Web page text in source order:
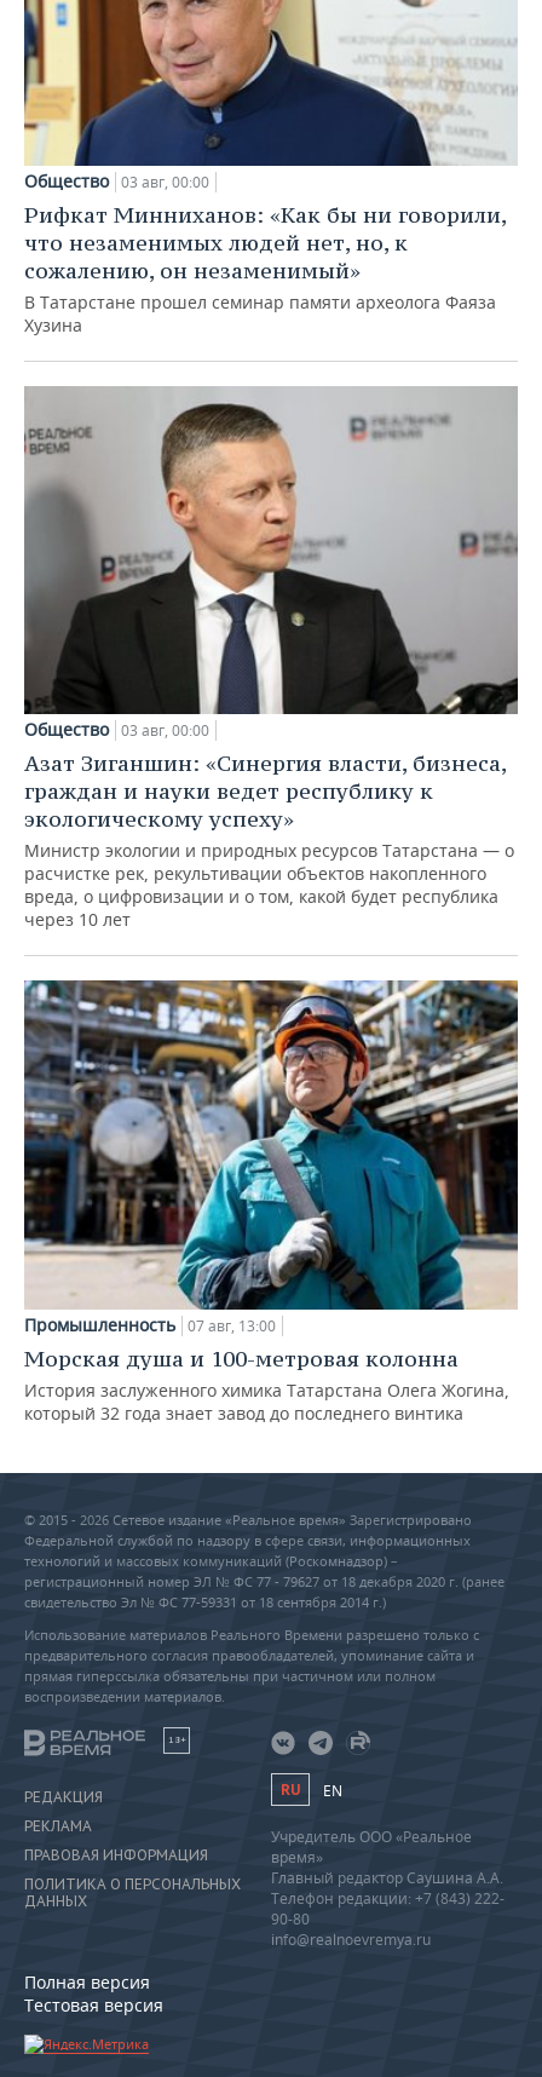
Общество 03 авг, 00:00
Рифкат Минниханов: «Как бы ни говорили,
что незаменимых людей нет, но, к
сожалению, он незаменимый»
В Татарстане прошел семинар памяти археолога Фаяза
Хузина
Общество 03 авг, 00:00
Азат Зиганшин: «Синергия власти, бизнеса,
граждан и науки ведет республику к
экологическому успеху»
Министр экологии и природных ресурсов Татарстана — о
расчистке рек, рекультивации объектов накопленного
вреда, о цифровизации и о том, какой будет республика
через 10 лет
Промышленность 07 авг, 13:00
Морская душа и 100-метровая колонна
История заслуженного химика Татарстана Олега Жогина,
который 32 года знает завод до последнего винтика
© 2015 - 2026 Сетевое издание «Реальное время» Зарегистрировано
Федеральной службой по надзору в сфере связи, информационных
технологий и массовых коммуникаций (Роскомнадзор) –
регистрационный номер ЭЛ № ФС 77 - 79627 от 18 декабря 2020 г. (ранее
свидетельство Эл № ФС 77-59331 от 18 сентября 2014 г.)
Использование материалов Реального Времени разрешено только с
предварительного согласия правообладателей, упоминание сайта и
прямая гиперссылка обязательны при частичном или полном
воспроизведении материалов.
18+
РЕДАКЦИЯ
РЕКЛАМА
ПРАВОВАЯ ИНФОРМАЦИЯ
ПОЛИТИКА О ПЕРСОНАЛЬНЫХ
ДАННЫХ
Полная версия
Тестовая версия
RU EN
Учредитель ООО «Реальное
время»
Главный редактор Саушина А.А.
Телефон редакции: +7 (843) 222-
90-80
info@realnoevremya.ru